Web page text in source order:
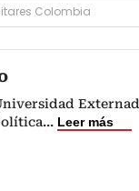
Colombia
... Leer más